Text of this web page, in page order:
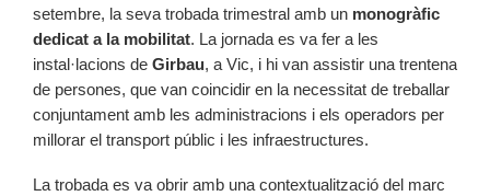
setembre, la seva trobada trimestral amb un monogràfic
dedicat a la mobilitat. La jornada es va fer a les
instal·lacions de Girbau, a Vic, i hi van assistir una trentena
de persones, que van coincidir en la necessitat de treballar
conjuntament amb les administracions i els operadors per
millorar el transport públic i les infraestructures.
La trobada es va obrir amb una contextualització del marc